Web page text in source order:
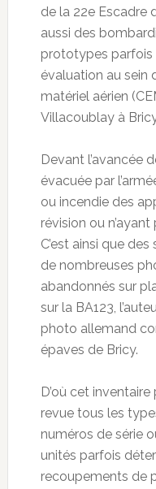
de la 22e Escadre
aussi des
prototypes parfois
évaluation au sein
matériel aérien
Villacoublay à
Devant l’avancée
évacuée par
ou incendie des
révision ou
C’est ainsi que
de nombreuses
abandonnés sur
sur la BA123,
photo allemand
épaves de Bricy.
D’où cet
revue tous les
numéros de série
unités parfois
recoupements de